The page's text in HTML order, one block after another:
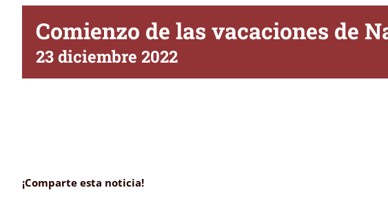
Comienzo de las vacaciones de
23 diciembre 2022
¡Comparte esta noticia!